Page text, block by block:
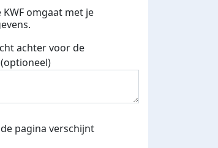
verhoogd
KWF omgaat met je
achter voor de
pagina verschijnt